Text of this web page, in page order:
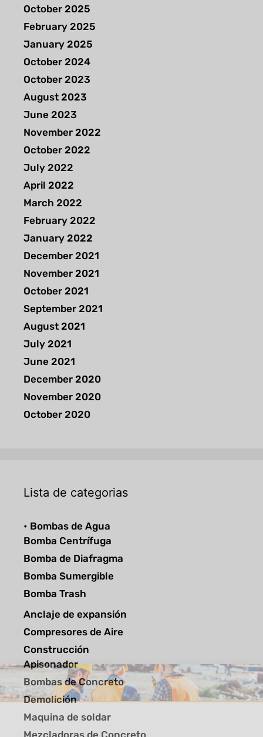
October 2025
February 2025
January 2025
October 2024
October 2023
August 2023
June 2023
November 2022
October 2022
July 2022
April 2022
March 2022
February 2022
January 2022
December 2021
November 2021
October 2021
September 2021
August 2021
July 2021
June 2021
December 2020
November 2020
October 2020
Lista de categorias
• Bombas de Agua
Bomba Centrífuga
Bomba de Diafragma
Bomba Sumergible
Bomba Trash
Anclaje de expansión
Compresores de Aire
Construcción
Apisonador
Bombas de Concreto
Demolición
Maquina de soldar
Mezcladoras de Concreto